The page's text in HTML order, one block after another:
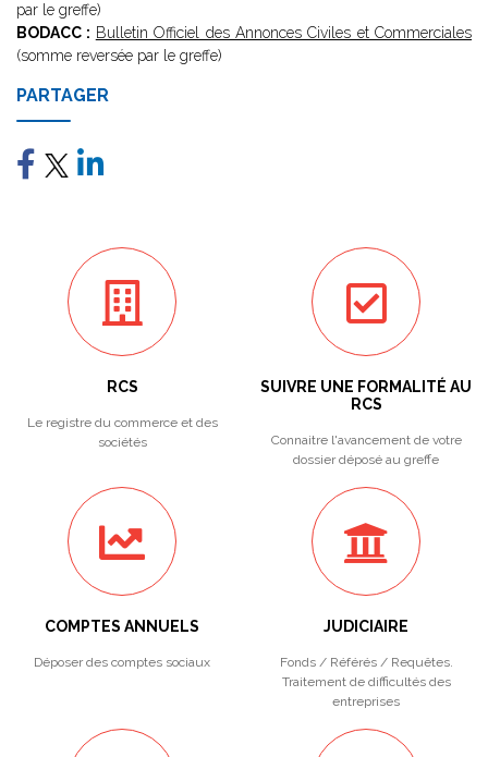
par le greffe)
BODACC : Bulletin Officiel des Annonces Civiles et Commerciales
(somme reversée par le greffe)
PARTAGER
RCS
Le registre du commerce et des
sociétés
SUIVRE UNE FORMALITÉ AU
RCS
Connaitre l'avancement de votre
dossier déposé au greffe
COMPTES ANNUELS
Déposer des comptes sociaux
JUDICIAIRE
Fonds / Référés / Requêtes.
Traitement de difficultés des
entreprises